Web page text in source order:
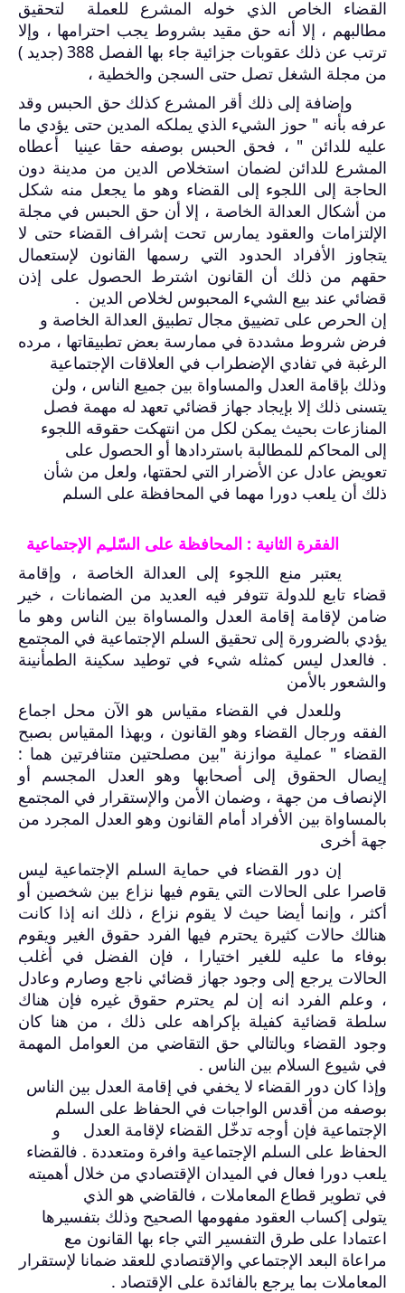
القضاء الخاص الذي خوله المشرع للعملة لتحقيق
مطالبهم ، إلا أنه حق مقيد بشروط يجب احترامها ، وإلا
ترتب عن ذلك عقوبات جزائية جاء بها الفصل 388 (جديد )
من مجلة الشغل تصل حتى السجن والخطية ،
وإضافة إلى ذلك أقر المشرع كذلك حق الحبس وقد
عرفه بأنه " حوز الشيء الذي يملكه المدين حتى يؤدي ما
عليه للدائن " ، فحق الحبس بوصفه حقا عينيا
أعطاه
المشرع للدائن لضمان استخلاص الدين من مدينة دون
الحاجة إلى اللجوء إلى القضاء وهو ما يجعل منه شكل
من أشكال العدالة الخاصة ، إلا أن حق الحبس في مجلة
الإلتزامات والعقود يمارس تحت إشراف القضاء حتى لا
يتجاوز الأفراد الحدود التي رسمها القانون لإستعمال
حقهم من ذلك أن القانون اشترط الحصول على إذن
قضائي عند بيع الشيء المحبوس لخلاص الدين .
إن الحرص على تضييق مجال تطبيق العدالة الخاصة و
فرض شروط مشددة في ممارسة بعض تطبيقاتها ، مرده
الرغبة في تفادي الإضطراب في العلاقات الإجتماعية
وذلك بإقامة العدل والمساواة بين جميع الناس ، ولن
يتسنى ذلك إلا بإيجاد جهاز قضائي تعهد له مهمة فصل
المنازعات بحيث يمكن لكل من انتهكت حقوقه اللجوء
إلى المحاكم للمطالبة باستردادها أو الحصول على
تعويض عادل عن الأضرار التي لحقتها، ولعل من شأن
ذلك أن يلعب دورا مهما في المحافظة على السلم
الفقرة الثانية : المحافظة على السّلـِم الإجتماعية
يعتبر منع اللجوء إلى العدالة الخاصة ، وإقامة
قضاء تابع للدولة تتوفر فيه العديد من الضمانات ، خير
ضامن لإقامة إقامة العدل والمساواة بين الناس وهو ما
يؤدي بالضرورة إلى تحقيق السلم الإجتماعية في المجتمع
. فالعدل ليس كمثله شيء في توطيد سكينة الطمأنينة
والشعور بالأمن
وللعدل في القضاء مقياس هو الآن محل اجماع
الفقه ورجال القضاء وهو القانون ، وبهذا المقياس بصبح
القضاء " عملية موازنة "بين مصلحتين متنافرتين هما :
إيصال الحقوق إلى أصحابها وهو العدل المجسم أو
الإنصاف من جهة ، وضمان الأمن والإستقرار في المجتمع
بالمساواة بين الأفراد أمام القانون وهو العدل المجرد من
جهة أخرى
إن دور القضاء في حماية السلم الإجتماعية ليس
قاصرا على الحالات التي يقوم فيها نزاع بين شخصين أو
أكثر ، وإنما أيضا حيث لا يقوم نزاع ، ذلك انه إذا كانت
هنالك حالات كثيرة يحترم فيها الفرد حقوق الغير ويقوم
بوفاء ما عليه للغير اختيارا ، فإن الفضل في أغلب
الحالات يرجع إلى وجود جهاز قضائي ناجع وصارم وعادل
، وعلم الفرد انه إن لم يحترم حقوق غيره فإن هناك
سلطة قضائية كفيلة بإكراهه على ذلك ، من هنا كان
وجود القضاء وبالتالي حق التقاضي من العوامل المهمة
في شيوع السلام بين الناس .
وإذا كان دور القضاء لا يخفي في إقامة العدل بين الناس
بوصفه من أقدس الواجبات في الحفاظ على السلم
الإجتماعية فإن أوجه تدخّل القضاء لإقامة العدل و
الحفاظ على السلم الإجتماعية وافرة ومتعددة . فالقضاء
يلعب دورا فعال في الميدان الإقتصادي من خلال أهميته
في تطوير قطاع المعاملات ، فالقاضي هو الذي
يتولى إكساب العقود مفهومها الصحيح وذلك بتفسيرها
اعتمادا على طرق التفسير التي جاء بها القانون مع
مراعاة البعد الإجتماعي والإقتصادي للعقد ضمانا لإستقرار
المعاملات بما يرجع بالفائدة على الإقتصاد .